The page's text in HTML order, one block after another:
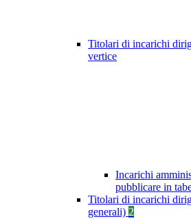
Titolari di incarichi
vertice
Incarichi
pubblicare in
Titolari di incarichi
generali) 2